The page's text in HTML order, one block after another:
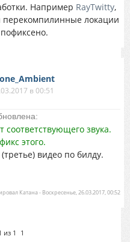
Например RayTwitty,
локации
в 00:51
звука.
этого.
видео по билду.
Катана- Воскресенье, 26.03.2017, 00:52
из 1 1